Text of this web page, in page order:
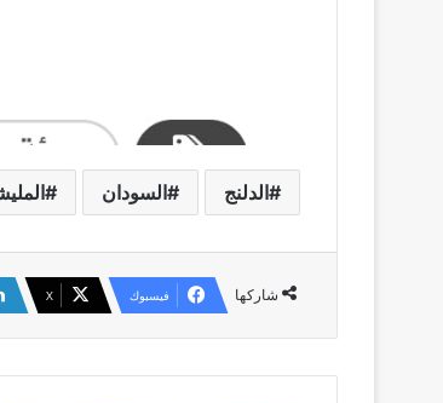
الدلنج السودان
شاركها فيسبوك ‫X